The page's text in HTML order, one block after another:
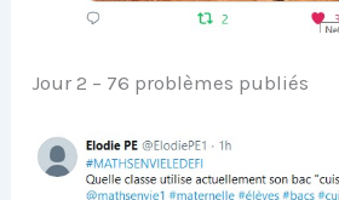
Jour 2 – 76 problèmes publiés